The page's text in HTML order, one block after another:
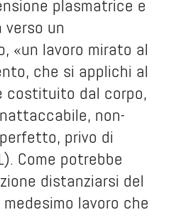
plasmatrice e
un
«un lavoro mirato al
che si applichi al
costituito dal corpo,
non-
privo di
Come potrebbe
distanziarsi del
lavoro che